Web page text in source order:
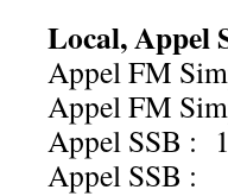
Local, Appel
Appel FM
Appel FM
Appel SSB :
Appel SSB :